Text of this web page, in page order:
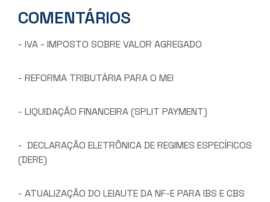
COMENTÁRIOS
- IVA - IMPOSTO SOBRE VALOR AGREGADO
- REFORMA TRIBUTÁRIA PARA O MEI
- LIQUIDAÇÃO FINANCEIRA (SPLIT PAYMENT)
- DECLARAÇÃO ELETRÔNICA DE REGIMES ESPECÍFICOS
(DERE)
- ATUALIZAÇÃO DO LEIAUTE DA NF-E PARA IBS E CBS